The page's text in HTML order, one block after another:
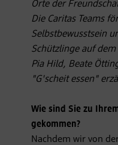
Orte der
Die Caritas Teams
Selbstbewusstsein
Schützlinge auf
Pia Hild, Beate
"G'scheit essen"
Wie sind Sie zu
gekommen?
Nachdem wir von